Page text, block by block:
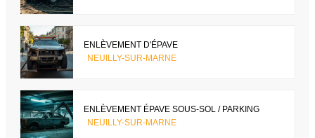
ENLÈVEMENT D'ÉPAVE
NEUILLY-SUR-MARNE
ENLÈVEMENT ÉPAVE SOUS-SOL / PARKING
NEUILLY-SUR-MARNE